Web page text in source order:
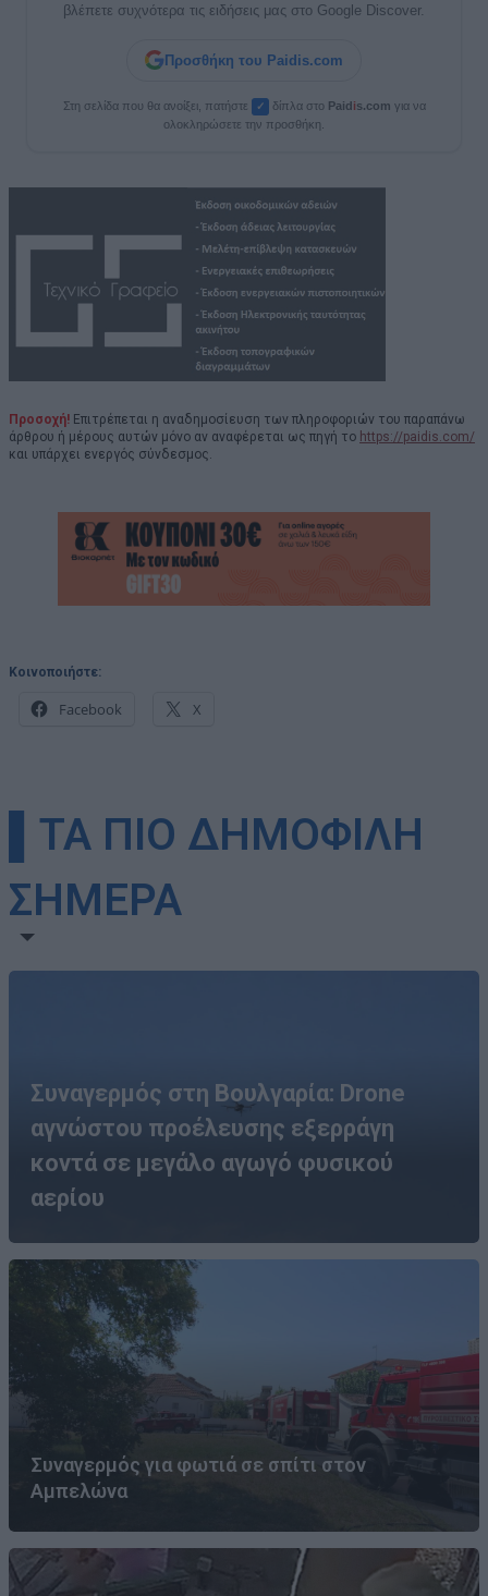
βλέπετε συχνότερα τις ειδήσεις μας στο Google Discover.
Προσθήκη του Paidis.com
Στη σελίδα που θα ανοίξει, πατήστε ✓ δίπλα στο Paidis.com για να
ολοκληρώσετε την προσθήκη.
Προσοχή! Επιτρέπεται η αναδημοσίευση των πληροφοριών του παραπάνω
άρθρου ή μέρους αυτών μόνο αν αναφέρεται ως πηγή το https://paidis.com/
και υπάρχει ενεργός σύνδεσμος.
Κοινοποιήστε:
Facebook X
▌ΤΑ ΠΙΟ ΔΗΜΟΦΙΛΗ
ΣΗΜΕΡΑ
Συναγερμός στη Βουλγαρία: Drone
αγνώστου προέλευσης εξερράγη
κοντά σε μεγάλο αγωγό φυσικού
αερίου
Συναγερμός για φωτιά σε σπίτι στον
Αμπελώνα